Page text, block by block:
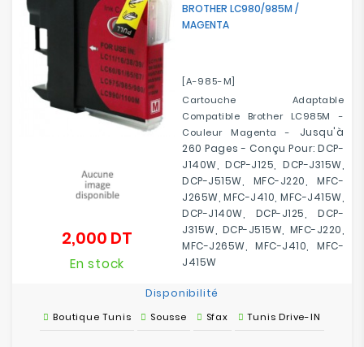
BROTHER LC980/985M /
MAGENTA
[A-985-M]
Cartouche Adaptable
Compatible Brother LC985M -
Couleur Magenta - Jusqu'à
260 Pages - Conçu Pour: DCP-
J140W, DCP-J125, DCP-J315W,
DCP-J515W, MFC-J220, MFC-
J265W, MFC-J410, MFC-J415W,
DCP-J140W, DCP-J125, DCP-
J315W, DCP-J515W, MFC-J220,
MFC-J265W, MFC-J410, MFC-
J415W
2,000 DT
En stock
Disponibilité
Boutique Tunis Sousse Sfax Tunis Drive-IN